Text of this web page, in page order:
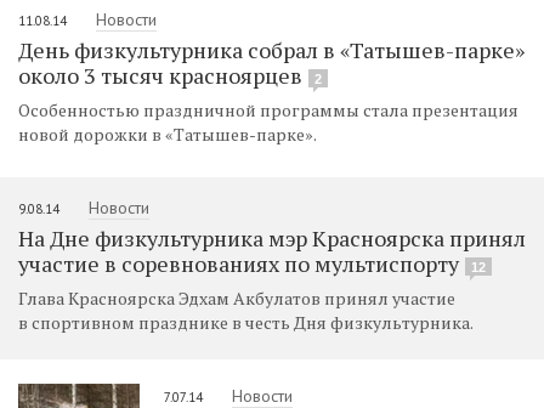
11.08.14 Новости
День физкультурника собрал в «Татышев-парке»
около 3 тысяч красноярцев
2
Особенностью праздничной программы стала презентация
новой дорожки в «Татышев-парке».
9.08.14 Новости
На Дне физкультурника мэр Красноярска принял
участие в соревнованиях по мультиспорту
12
Глава Красноярска Эдхам Акбулатов принял участие
в спортивном празднике в честь Дня физкультурника.
7.07.14 Новости